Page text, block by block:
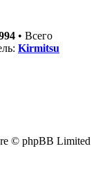
• Всего
Kirmitsu
© phpBB Limited